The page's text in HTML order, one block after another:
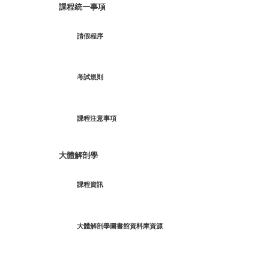
課程統一事項
請假程序
考試規則
課程注意事項
大體解剖學
課程資訊
大體解剖學圖書館資料庫資源